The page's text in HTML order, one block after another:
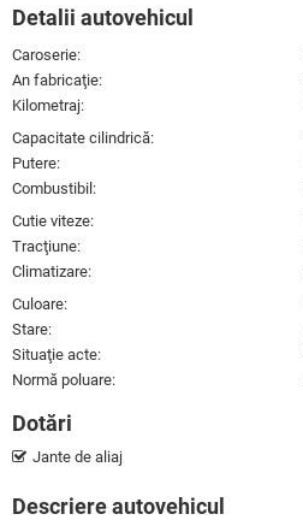
Detalii autovehicul
Caroserie:
An fabricaţie:
Kilometraj:
Capacitate cilindrică:
Putere:
Combustibil:
Cutie viteze:
Tracţiune:
Climatizare:
Culoare:
Stare:
Situaţie acte:
Normă poluare:
Dotări
Jante de aliaj
Descriere autovehicul